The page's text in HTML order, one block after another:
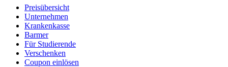
Preisübersicht
Unternehmen
Krankenkasse
Barmer
Für Studierende
Ver­schen­ken
Coupon einlösen